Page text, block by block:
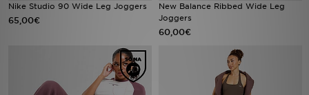
Nike Studio 90 Wide Leg Joggers
65,00€
New Balance Ribbed Wide Leg
Joggers
60,00€